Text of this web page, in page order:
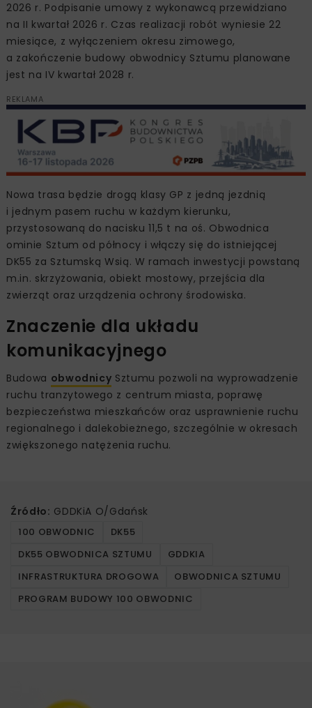
2026 r. Podpisanie umowy z wykonawcą przewidziano
na II kwartał 2026 r. Czas realizacji robót wyniesie 22
miesiące, z wyłączeniem okresu zimowego,
a zakończenie budowy obwodnicy Sztumu planowane
jest na IV kwartał 2028 r.
REKLAMA
Nowa trasa będzie drogą klasy GP z jedną jezdnią
i jednym pasem ruchu w każdym kierunku,
przystosowaną do nacisku 11,5 t na oś. Obwodnica
ominie Sztum od północy i włączy się do istniejącej
DK55 za Sztumską Wsią. W ramach inwestycji powstaną
m.in. skrzyżowania, obiekt mostowy, przejścia dla
zwierząt oraz urządzenia ochrony środowiska.
Znaczenie dla układu
komunikacyjnego
Budowa obwodnicy Sztumu pozwoli na wyprowadzenie
ruchu tranzytowego z centrum miasta, poprawę
bezpieczeństwa mieszkańców oraz usprawnienie ruchu
regionalnego i dalekobieżnego, szczególnie w okresach
zwiększonego natężenia ruchu.
Źródło: GDDKiA O/Gdańsk
100 OBWODNIC
DK55
DK55 OBWODNICA SZTUMU
GDDKIA
INFRASTRUKTURA DROGOWA
OBWODNICA SZTUMU
PROGRAM BUDOWY 100 OBWODNIC